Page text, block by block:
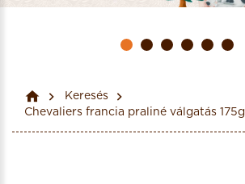
Keresés
Chevaliers francia praliné válgatás 175g